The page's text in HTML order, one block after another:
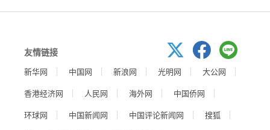
友情链接
新华网 中国网 新浪网 光明网
大公网
香港经济网
人民网 海外网
中国侨网
环球网
中国新闻网 中国评论新闻网
搜狐